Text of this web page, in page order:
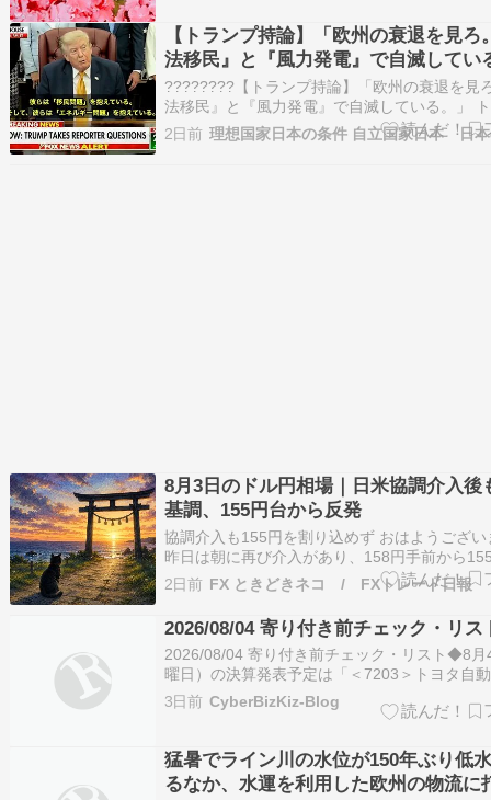
【トランプ持論】「欧州の衰退を見ろ
法移民』と『風力発電』で自滅してい
????????【トランプ持論】「欧州の衰退を見
法移民』と『風力発電』で自滅している。」
大統領：「ヨーロッパの現状は悲しい。 『不
と『エネルギー問題』を抱え、至る所に風車（
2日前
8月3日のドル円相場｜日米協調介入後
基調、155円台から反発
協調介入も155円を割り込めず おはようござい
昨日は朝に再び介入があり、158円手前から
まで急落。 前回の介入時の安値155円03銭を
ことが出来ませんでした。 早速、昨日の相場
振り返っていきましょう！ 東京時間 7月31日
れた日米協…
2日前 FX ときどきネコ / FXトレード日報
2026/08/04 寄り付き前チェック・リス
2026/08/04 寄り付き前チェック・リスト◆8月
曜日）の決算発表予定は「＜7203＞トヨタ自
ど約92件 （ココをクリック）●令和8年熊本地
る航空機搭載合成開口レーダー観測データの公
闘争）妥結…
3日前 CyberBizKiz-Blog
猛暑でライン川の水位が150年ぶり低
るなか、水運を利用した欧州の物流に